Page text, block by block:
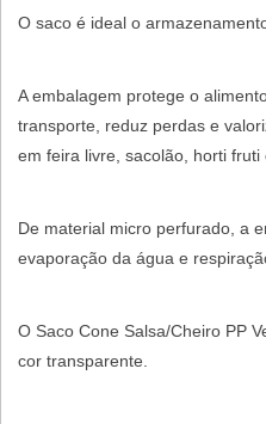
O saco é ideal o
A embalagem protege o
transporte, reduz perdas e
em feira livre, sacolão, horti fruti
De material micro perfurado, a
evaporação da água e
O Saco Cone Salsa/Cheiro PP
cor transparente.